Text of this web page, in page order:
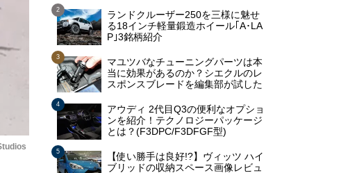
ランドクルーザー250を三様に魅せ
る18インチ軽量鍛造ホイール｢A･LA
P｣3銘柄紹介
マユツバなチューニングパーツは本
当に効果があるのか？シエクルのレ
スポンスブレードを編集部が試した
アウディ 2代目Q3の便利なオプショ
ンを紹介！テクノロジーパッケージ
とは？(F3DPC/F3DFGF型)
【使い勝手は良好!?】ヴィッツ ハイ
ブリッドの収納スペース画像レビュ